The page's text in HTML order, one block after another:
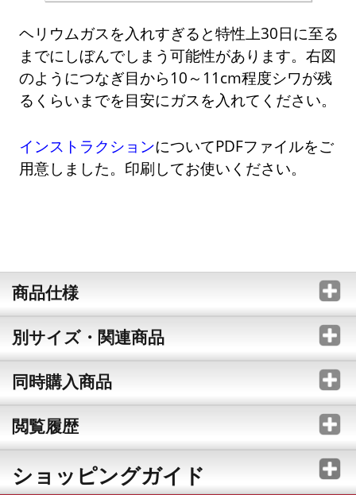
ヘリウムガスを入れすぎると特性上30日に至る
までにしぼんでしまう可能性があります。右図
のようにつなぎ目から10～11cm程度シワが残
るくらいまでを目安にガスを入れてください。
インストラクションについてPDFファイルをご
用意しました。印刷してお使いください。
商品仕様
別サイズ・関連商品
同時購入商品
閲覧履歴
ショッピングガイド